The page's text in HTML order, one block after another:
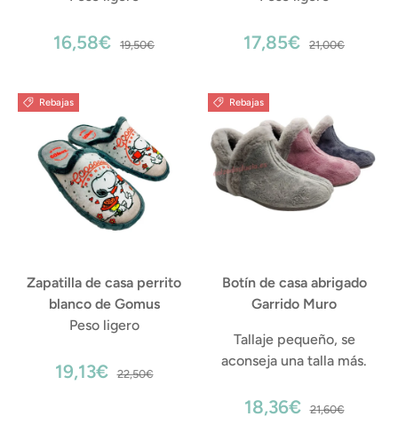
16,58€ 19,50€ 17,85€ 21,00€
Rebajas
Zapatilla de casa perrito
blanco de Gomus
Peso ligero
19,13€ 22,50€
Rebajas
Botín de casa abrigado
Garrido Muro
Tallaje pequeño, se
aconseja una talla más.
18,36€ 21,60€